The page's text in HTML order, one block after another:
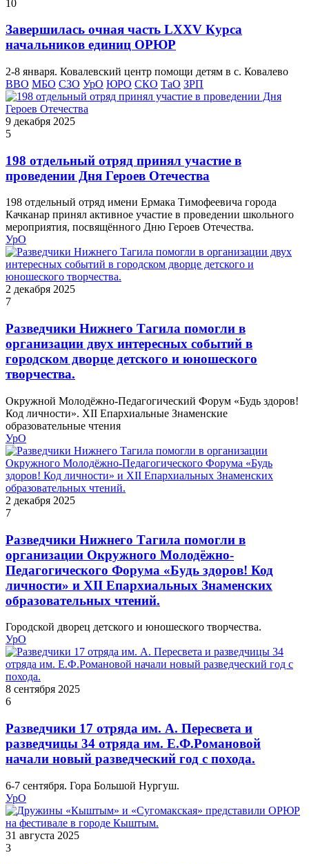
10
Завершилась очная часть LXXV Курса
начальников единиц ОРЮР
2-8 января. Ковалевский центр помощи детям в с. Ковалево
ВВО МБО СЗО УрО ЮРО СКО ТаО ЗРП
9 декабря 2025
5
198 отдельный отряд принял участие в
проведении Дня Героев Отечества
198 отдельный отряд имени Ермака Тимофеевича города
Качканар принял активное участие в проведении школьного
мероприятия, посвящённого Дню Героев Отечества.
УрО
2 декабря 2025
7
Разведчики Нижнего Тагила помогли в
организации двух интересных событий в
городском дворце детского и юношеского
творчества.
Окружной Молодёжно-Педагогический Форум «Будь здоров!
Код личности». XII Епархиальные Знаменские
образовательные чтения
УрО
2 декабря 2025
7
Разведчики Нижнего Тагила помогли в
организации Окружного Молодёжно-
Педагогического Форума «Будь здоров! Код
личности» и XII Епархиальных Знаменских
образовательных чтений.
Городской дворец детского и юношеского творчества.
УрО
8 сентября 2025
6
Разведчики 17 отряда им. А. Пересвета и
разведчицы 34 отряда им. Е.Ф.Романовой
начали новый разведческий год с похода.
6-7 сентября. Гора Большой Нургуш.
УрО
31 августа 2025
3